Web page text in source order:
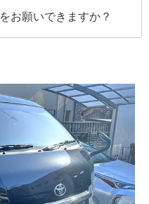
お願いできますか？